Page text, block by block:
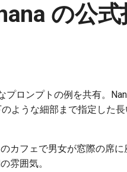
の公
プロンプトの例を共有。
ような細部まで指定した
カフェで男女が窓際の席
雰囲気。